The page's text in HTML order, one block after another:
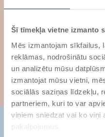
Šī tīmekļa vietne izmanto
Mēs izmantojam sīkfailus,
reklāmas, nodrošinātu
un analizētu mūsu
izmantojat mūsu vietni,
sociālās saziņas līdzekļu,
partneriem, kuri to var
viņiem sniedzat vai ko viņi
pakalpojumus.